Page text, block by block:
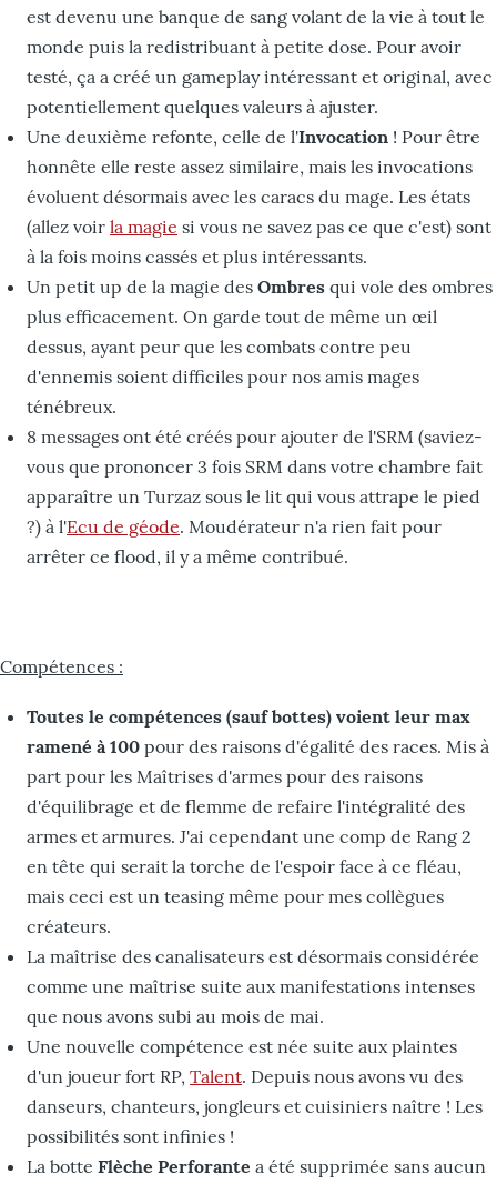
est devenu une banque de sang volant de la vie à tout le
monde puis la redistribuant à petite dose. Pour avoir
testé, ça a créé un gameplay intéressant et original, avec
potentiellement quelques valeurs à ajuster.
Une deuxième refonte, celle de l'Invocation ! Pour être
honnête elle reste assez similaire, mais les invocations
évoluent désormais avec les caracs du mage. Les états
(allez voir la magie si vous ne savez pas ce que c'est) sont
à la fois moins cassés et plus intéressants.
Un petit up de la magie des Ombres qui vole des ombres
plus efficacement. On garde tout de même un œil
dessus, ayant peur que les combats contre peu
d'ennemis soient difficiles pour nos amis mages
ténébreux.
8 messages ont été créés pour ajouter de l'SRM (saviez-
vous que prononcer 3 fois SRM dans votre chambre fait
apparaître un Turzaz sous le lit qui vous attrape le pied
?) à l'Ecu de géode. Moudérateur n'a rien fait pour
arrêter ce flood, il y a même contribué.
Compétences :
Toutes le compétences (sauf bottes) voient leur max
ramené à 100 pour des raisons d'égalité des races. Mis à
part pour les Maîtrises d'armes pour des raisons
d'équilibrage et de flemme de refaire l'intégralité des
armes et armures. J'ai cependant une comp de Rang 2
en tête qui serait la torche de l'espoir face à ce fléau,
mais ceci est un teasing même pour mes collègues
créateurs.
La maîtrise des canalisateurs est désormais considérée
comme une maîtrise suite aux manifestations intenses
que nous avons subi au mois de mai.
Une nouvelle compétence est née suite aux plaintes
d'un joueur fort RP, Talent. Depuis nous avons vu des
danseurs, chanteurs, jongleurs et cuisiniers naître ! Les
possibilités sont infinies !
La botte Flèche Perforante a été supprimée sans aucun